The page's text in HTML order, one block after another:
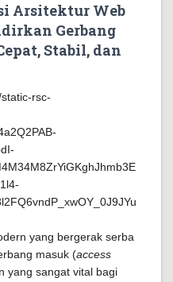
Arsitektur Web
Gerbang
Stabil, dan
yang bergerak serba
masuk (access
yang sangat vital bagi